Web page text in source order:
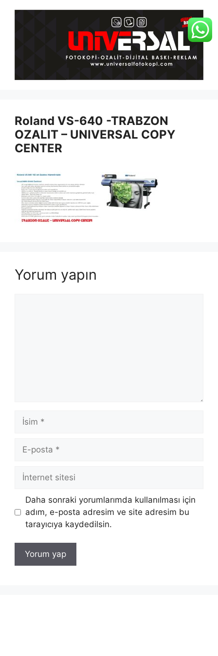
Roland VS-640 -TRABZON
OZALIT – UNIVERSAL COPY
CENTER
Yorum yapın
İsim
posta
İnternet
sitesi
Daha sonraki yorumlarımda kullanılması için
adım, e-posta adresim ve site adresim bu
tarayıcıya kaydedilsin.